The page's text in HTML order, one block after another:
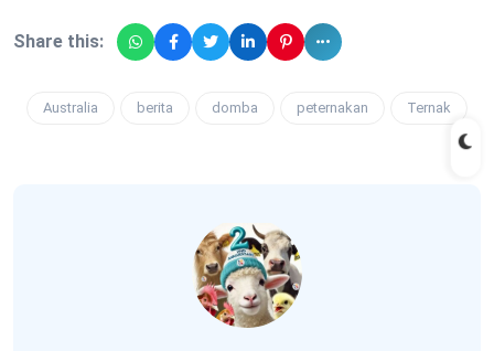
Share this:
Australia berita domba peternakan Ternak